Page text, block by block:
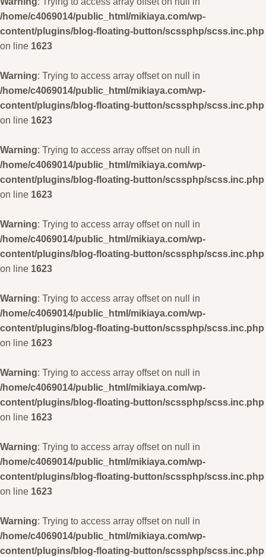
/home/c4069014/public_html/mikiaya.com/wp-
content/plugins/blog-floating-button/scssphp/scss.inc.php
on line 1623
Warning: Trying to access array offset on null in
/home/c4069014/public_html/mikiaya.com/wp-
content/plugins/blog-floating-button/scssphp/scss.inc.php
on line 1623
Warning: Trying to access array offset on null in
/home/c4069014/public_html/mikiaya.com/wp-
content/plugins/blog-floating-button/scssphp/scss.inc.php
on line 1623
Warning: Trying to access array offset on null in
/home/c4069014/public_html/mikiaya.com/wp-
content/plugins/blog-floating-button/scssphp/scss.inc.php
on line 1623
Warning: Trying to access array offset on null in
/home/c4069014/public_html/mikiaya.com/wp-
content/plugins/blog-floating-button/scssphp/scss.inc.php
on line 1623
Warning: Trying to access array offset on null in
/home/c4069014/public_html/mikiaya.com/wp-
content/plugins/blog-floating-button/scssphp/scss.inc.php
on line 1623
Warning: Trying to access array offset on null in
/home/c4069014/public_html/mikiaya.com/wp-
content/plugins/blog-floating-button/scssphp/scss.inc.php
on line 1623
Warning: Trying to access array offset on null in
/home/c4069014/public_html/mikiaya.com/wp-
content/plugins/blog-floating-button/scssphp/scss.inc.php